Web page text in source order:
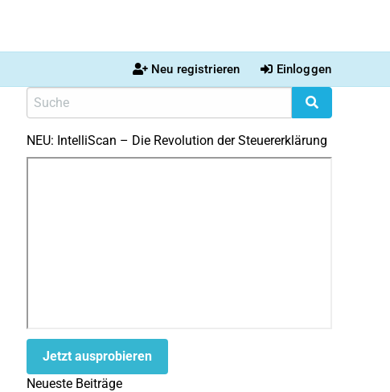
Neu registrieren Einloggen
NEU: IntelliScan – Die Revolution der Steuererklärung
Jetzt ausprobieren
Neueste Beiträge